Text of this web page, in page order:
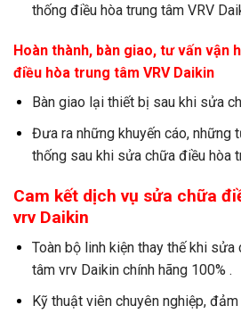
thống điều hòa trung tâm VRV
Hoàn thành, bàn giao, tư vấn vận
điều hòa trung tâm VRV Daikin
Bàn giao lại thiết bị sau khi sửa
Đưa ra những khuyến cáo, những
thống sau khi sửa chữa điều hòa
Cam kết dịch vụ sửa chữa
vrv Daikin
Toàn bộ linh kiện thay thế khi sửa
tâm vrv Daikin chính hãng 100% .
Kỹ thuật viên chuyên nghiệp,